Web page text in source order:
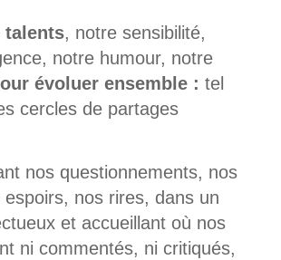
talents, notre sensibilité,
notre humour, notre
évoluer ensemble : tel
cercles de partages
nos questionnements, nos
nos rires, dans un
et accueillant où nos
ni commentés, ni critiqués,